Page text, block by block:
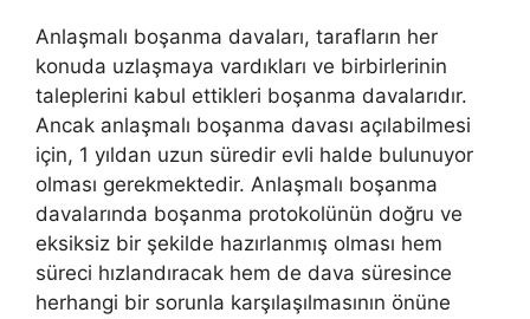
Anlaşmalı boşanma davaları, tarafların her
konuda uzlaşmaya vardıkları ve birbirlerinin
taleplerini kabul ettikleri boşanma davalarıdır.
Ancak anlaşmalı boşanma davası açılabilmesi
için, 1 yıldan uzun süredir evli halde bulunuyor
olması gerekmektedir. Anlaşmalı boşanma
davalarında boşanma protokolünün doğru ve
eksiksiz bir şekilde hazırlanmış olması hem
süreci hızlandıracak hem de dava süresince
herhangi bir sorunla karşılaşılmasının önüne